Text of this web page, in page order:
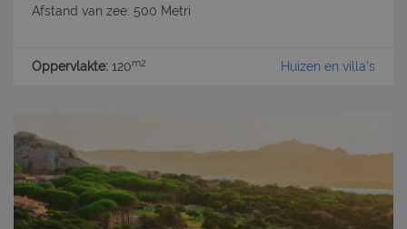
Afstand van zee: 500 Metri
Oppervlakte: 120m2 Huizen en villa's